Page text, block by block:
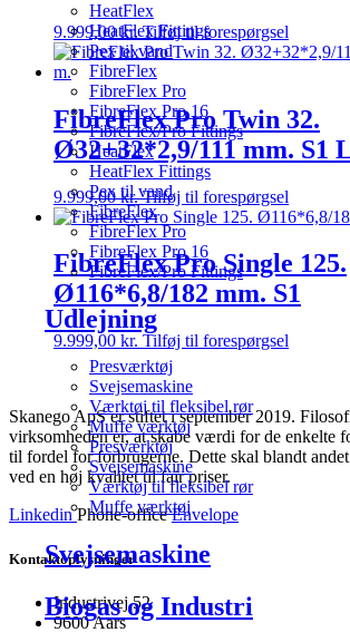
HeatFlex
HeatFlex Fittings
Pex til vand
FibreFlex
FibreFlex Pro
FibreFlex Pro 16
FibreFlex/Pro Fittings
HeatFlex
HeatFlex Fittings
Pex til vand
FibreFlex
FibreFlex Pro
FibreFlex Pro 16
FibreFlex/Pro Fittings
Udlejning
Presværktøj
Svejsemaskine
Værktøj til fleksibel rør
Muffe værktøj
Presværktøj
Svejsemaskine
Værktøj til fleksibel rør
Muffe værktøj
Svejsemaskine
Biogas og Industri
9.999,00kr. Tilføj til forespørgsel
FibreFlex Pro Twin 32.
Ø32+32*2,9/111 mm. S1
9.999,00kr. Tilføj til forespørgsel
FibreFlex Pro Single 125.
Ø116*6,8/182 mm. S1
9.999,00 kr. Tilføj til forespørgsel
Skanego ApS er stiftet i september 2019.
virksomheden er, at skabe værdi for de enkelte
til fordel for forbrugerne. Dette skal blandt
ved en høj kvalitet til fair priser.
Linkedin Phone-office Envelope
Kontaktoplysninger
Industrivej 52
9600 Aars